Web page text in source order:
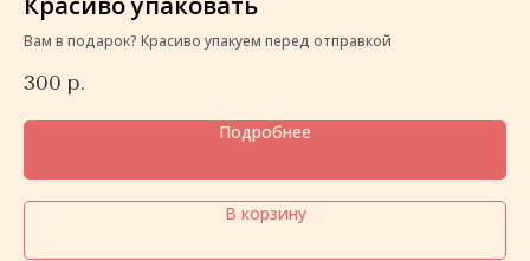
Вам в подарок? Красиво упакуем перед отправкой
300 р.
Подробнее
В корзину